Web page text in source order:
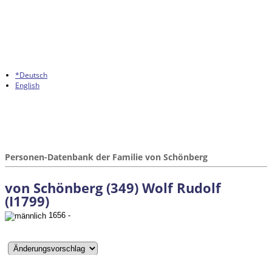
*Deutsch
English
Personen-Datenbank der Familie von Schönberg
von Schönberg (349) Wolf Rudolf
(I1799)
1656 -